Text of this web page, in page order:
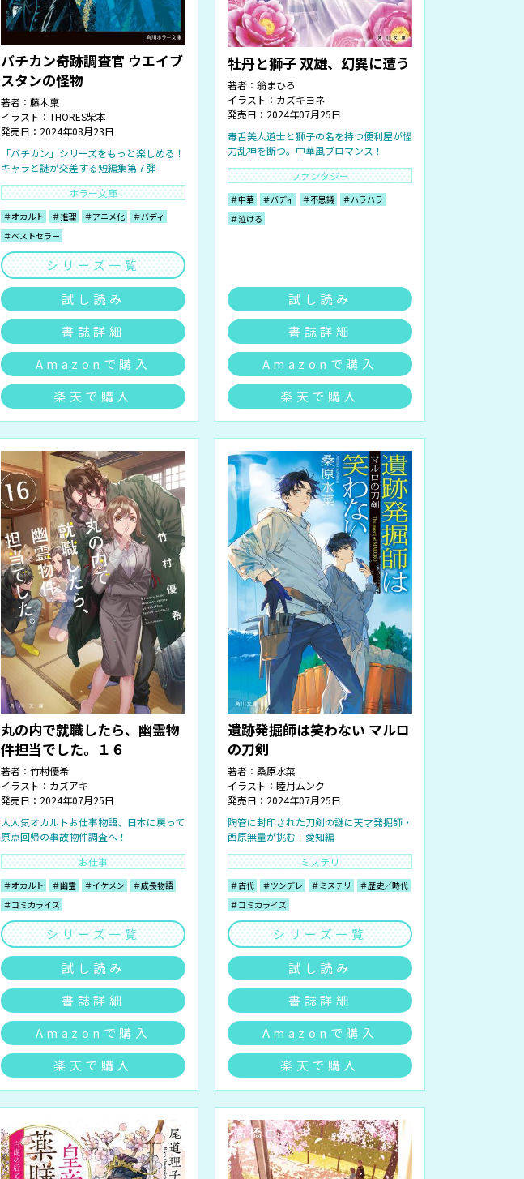
バチカン奇跡調査官 ウエイブ
スタンの怪物
著者： 藤木稟
イラスト： THORES柴本
発売日：2024年08月23日
「バチカン」シリーズをもっと楽しめる！
キャラと謎が交差する短編集第７弾
ホラー文庫
＃オカルト ＃推理 ＃アニメ化
＃バディ
＃ベストセラー
シリーズ一覧
試し読み
書誌詳細
Amazonで購入
楽天で購入
牡丹と獅子 双雄、幻異に遭う
著者： 翁まひろ
イラスト： カズキヨネ
発売日：2024年07月25日
毒舌美人道士と獅子の名を持つ便利屋が怪
力乱神を断つ。中華風ブロマンス！
ファンタジー
＃中華 ＃バディ ＃不思議
＃ハラハラ
＃泣ける
試し読み
書誌詳細
Amazonで購入
楽天で購入
丸の内で就職したら、幽霊物
件担当でした。１６
著者： 竹村優希
イラスト： カズアキ
発売日：2024年07月25日
大人気オカルトお仕事物語、日本に戻って
原点回帰の事故物件調査へ！
お仕事
＃オカルト ＃幽霊 ＃イケメン
＃成長物語
＃コミカライズ
シリーズ一覧
試し読み
書誌詳細
Amazonで購入
楽天で購入
遺跡発掘師は笑わない マルロ
の刀剣
著者： 桑原水菜
イラスト： 睦月ムンク
発売日：2024年07月25日
陶管に封印された刀剣の謎に天才発掘師・
西原無量が挑む！愛知編
ミステリ
＃古代 ＃ツンデレ ＃ミステリ
＃歴史／時代
＃コミカライズ
シリーズ一覧
試し読み
書誌詳細
Amazonで購入
楽天で購入